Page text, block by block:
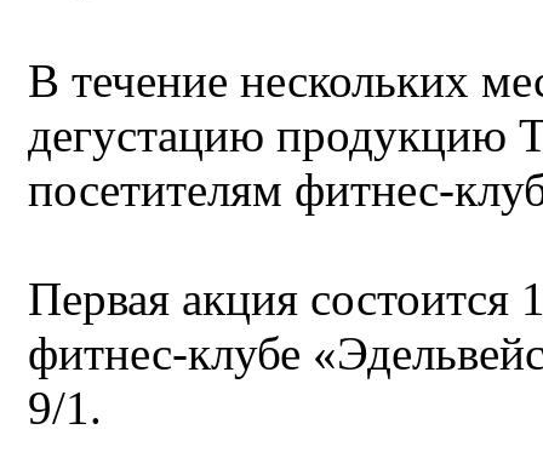
В течение нескольких
дегустацию
посетителям фитнес-
Первая акция состоится
фитнес-клубе
9/1.